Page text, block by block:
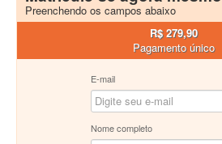
Preenchendo os campos abaixo
R$ 279,90
Pagamento único
E-mail
Nome completo